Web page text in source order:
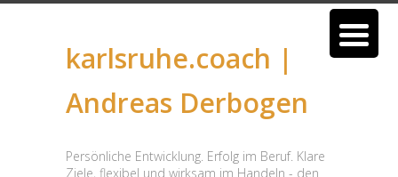
karlsruhe.coach |
Andreas Derbogen
Persönliche Entwicklung. Erfolg im Beruf. Klare
Ziele, flexibel und wirksam im Handeln - den